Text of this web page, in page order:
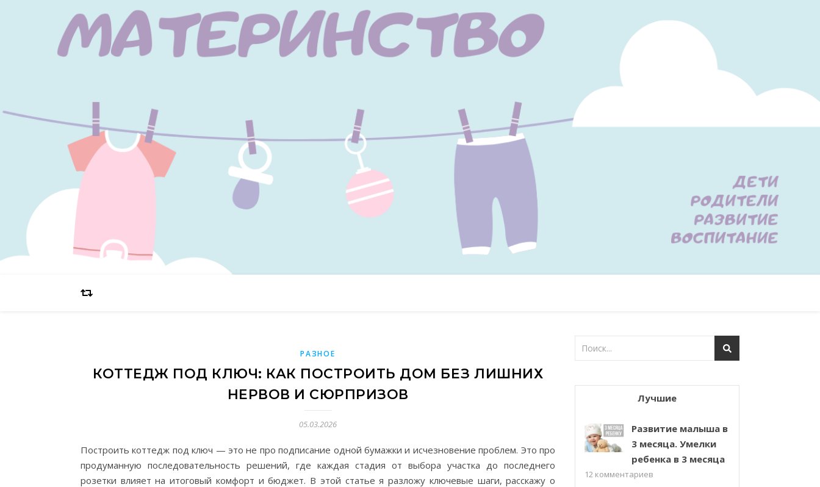
РАЗНОЕ
КОТТЕДЖ ПОД КЛЮЧ: КАК ПОСТРОИТЬ ДОМ БЕЗ ЛИШНИХ
НЕРВОВ И СЮРПРИЗОВ
05.03.2026
Построить коттедж под ключ — это не про подписание одной бумажки и исчезновение проблем. Это про
продуманную последовательность решений, где каждая стадия от выбора участка до последнего
розетки влияет на итоговый комфорт и бюджет. В этой статье я разложу ключевые шаги, расскажу о
Лучшие
Развитие малыша в
3 месяца. Умелки
ребенка в 3 месяца
12 комментариев